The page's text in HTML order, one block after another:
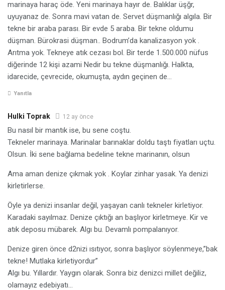
marinaya haraç öde. Yeni marinaya hayır de. Balıklar üşğr,
uyuyanaz de. Sonra mavi vatan de. Servet düşmanlığı algıla. Bir
tekne bir araba parası. Bir evde 5 araba. Bir tekne oldumu
düşman. Bürokrasi düşman.. Bodrum’da kanalizasyon yok .
Arıtma yok. Tekneye atık cezası bol. Bir terde 1.500.000 nüfus
diğerinde 12 kişi azami Nedir bu tekne düşmanlığı. Halkta,
idarecide, çevrecide, okumuşta, aydın geçinen de…
Yanıtla
Hulki Toprak 12 ay önce
Bu nasıl bir mantık ise, bu sene coştu.
Tekneler marinaya. Marinalar barınaklar doldu taştı fiyatları uçtu.
Olsun. İki sene bağlama bedeline tekne marinanın, olsun
Ama aman denize çıkmak yok . Koylar zinhar yasak. Ya denizi
kirletirlerse.
Öyle ya denizi insanlar değil, yaşayan canlı tekneler kirletiyor.
Karadaki sayılmaz. Denize çıktığı an başlıyor kirletmeye. Kir ve
atık deposu mübarek. Algı bu. Devamlı pompalanıyor.
Denize giren önce d2nizi ısıtıyor, sonra başlıyor söylenmeye,”bak
tekne! Mutlaka kirletiyordur”
Algı bu. Yıllardır. Yaygın olarak. Sonra biz denizci millet değiliz,
olamayız edebiyatı…